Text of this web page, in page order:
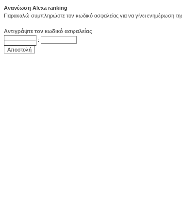
Ανανέωση Alexa ranking
Παρακαλώ συμπληρώστε τον κωδικό ασφαλείας για να γίνει ενημέρωση
Αντιγράψτε τον κωδικό ασφαλείας
: